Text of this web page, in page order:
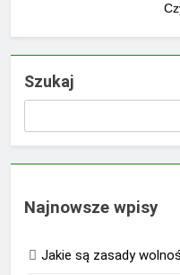
Szukaj
Najnowsze wpisy
Jakie są zasady